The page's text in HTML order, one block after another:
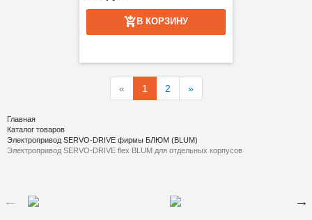
В КОРЗИНУ
« 1 2 »
Главная
Каталог товаров
Электропривод SERVO-DRIVE фирмы БЛЮМ (BLUM)
Электропривод SERVO-DRIVE flex BLUM для отдельных корпусов